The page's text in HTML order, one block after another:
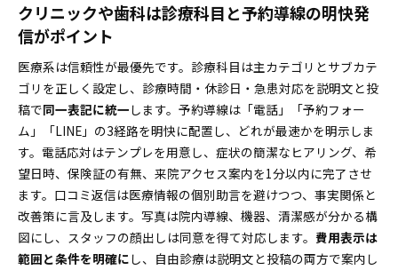
クリニックや歯科は診療科目と予約導線の明快発
信がポイント
医療系は信頼性が最優先です。診療科目は主カテゴリとサブカテ
ゴリを正しく設定し、診療時間・休診日・急患対応を説明文と投
稿で同一表記に統一 します。予約導線は「電話」「予約フォー
ム」「LINE」の3経路を明快に配置し、どれが最速かを明示しま
す。電話応対はテンプレを用意し、症状の簡潔なヒアリング、希
望日時、保険証の有無、来院アクセス案内を1分以内に完了させ
ます。口コミ返信は医療情報の個別助言を避けつつ、事実関係と
改善策に言及します。写真は院内導線、機器、清潔感が分かる構
図にし、スタッフの顔出しは同意を得て対応します。 費用表示は
範囲と条件を明確に し、自由診療は説明文と投稿の両方で案内し